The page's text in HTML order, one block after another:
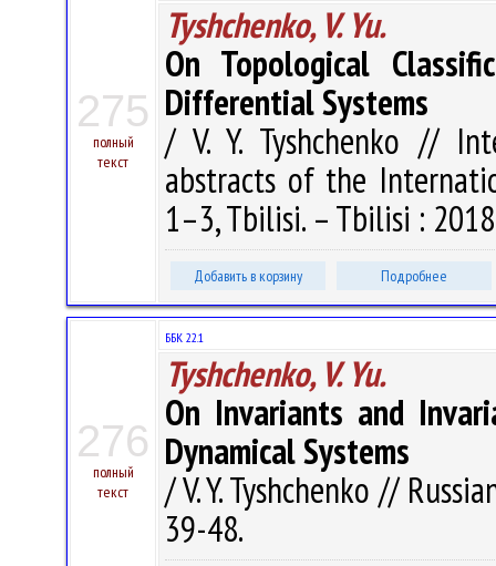
275
полный
текст
Tyshchenko, V. Yu.
On Topological
Differential Systems
/ V. Y. Tyshchenko //
abstracts of the
1–3, Tbilisi. – Tbilisi :
Добавить в корзину Подробнее
276
полный
текст
ББК 22.1
Tyshchenko, V. Yu.
On Invariants and
Dynamical Systems
/ V. Y. Tyshchenko //
39-48.